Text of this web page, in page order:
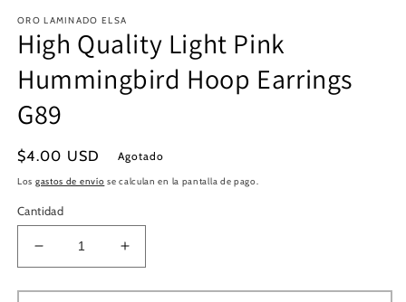
una
ventana
modal
ORO LAMINADO ELSA
High Quality Light Pink
Hummingbird Hoop Earrings
G89
Precio
habitual
$4.00 USD Agotado
Los gastos de envío se calculan en la pantalla de pago.
Cantidad
Reducir
cantidad
para
Aumentar
cantidad
para